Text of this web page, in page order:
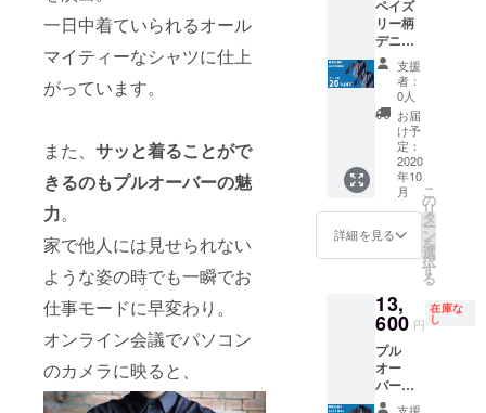
一日中着ていられるオール
マイティーなシャツに仕上
がっています。
また、 サッと着ることがで
きるのもプルオーバーの魅
力。
家で他人には見せられない
ような姿の時でも一瞬でお
仕事モードに早変わり。
オンライン会議でパソコン
のカメラに映ると、
い。 家
庭での
タンブ
ラー乾
燥は、
お避け
くださ
い。 ア
イロン
は当て
布使
用。
けにご
注意く
い。
長時間
の浸漬
や濡れ
たまま
の放置
は避
け、洗
濯後素
早く干
してく
ださ
い。 家
タンブ
ラー乾
くださ
い。 ア
イロン
は当て
布使
用。
ニム生
地
綿
46％
ポリエ
ステ
ル
30％
ン
22％
ポリウ
レタ
ン 2％
鹿の子
素材
綿
ポリエ
ステ
ル
30％
レーヨ
ン
22％
ポリウ
レタ
ン 2％
綿
55％
ポリエ
ステ
ル
イズ：
S・M・
L デニ
ムシャ
ツ生地
素材：
デニム
生地
綿
46％
ポリエ
ステ
レーヨ
ン
22％
ポリウ
ペイズ
リー柄
デニム
シャツ2
枚セッ
ズリー
柄デニ
ムシャ
ツ×2
【10月
末お届
け 早割
6,400円
OFF！
！】 販
格：定
価
32,000
円の
20%OF
F→25,6
00円 サ
支援
者：
0人
お届
け予
定：
2020
年10
月
詳細を見る
こ
の
リ
タ
ー
ン
を
選
択
す
る
13,
600 円
在庫な
し
プル
オー
バーデ
ニム支援